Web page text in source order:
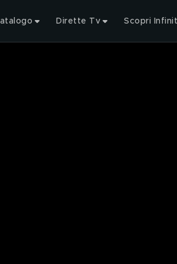
Dirette Tv Scopri